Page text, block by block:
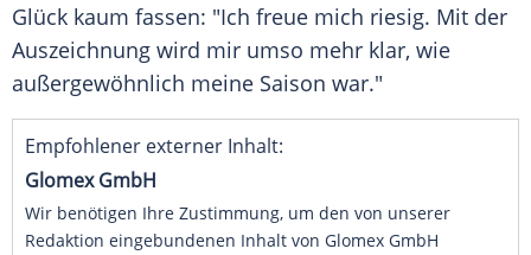
Glück kaum fassen: "Ich freue mich riesig. Mit der
Auszeichnung wird mir umso mehr klar, wie
außergewöhnlich meine Saison war."
Empfohlener externer Inhalt:
Glomex GmbH
Wir benötigen Ihre Zustimmung, um den von unserer
Redaktion eingebundenen Inhalt von Glomex GmbH